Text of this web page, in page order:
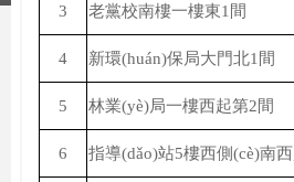
3 老黨校南樓一樓東1間
4 新環(huán)保局大門北1間
5 林業(yè)局一樓西起第2間
6 指導(dǎo)站5樓西側(cè)南